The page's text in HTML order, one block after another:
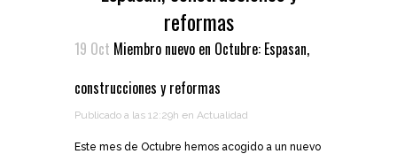
reformas
19 Oct Miembro nuevo en Octubre: Espasan,
construcciones y reformas
Publicado a las 12:29h en Actualidad
Este mes de Octubre hemos acogido a un nuevo